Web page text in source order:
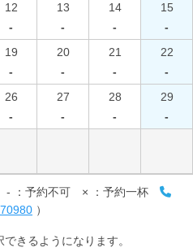
12
-
13
-
14
-
15
-
19
-
20
-
21
-
22
-
26
-
27
-
28
-
29
-
- ：予約不可 × ：予約一杯
）
きるようになります。